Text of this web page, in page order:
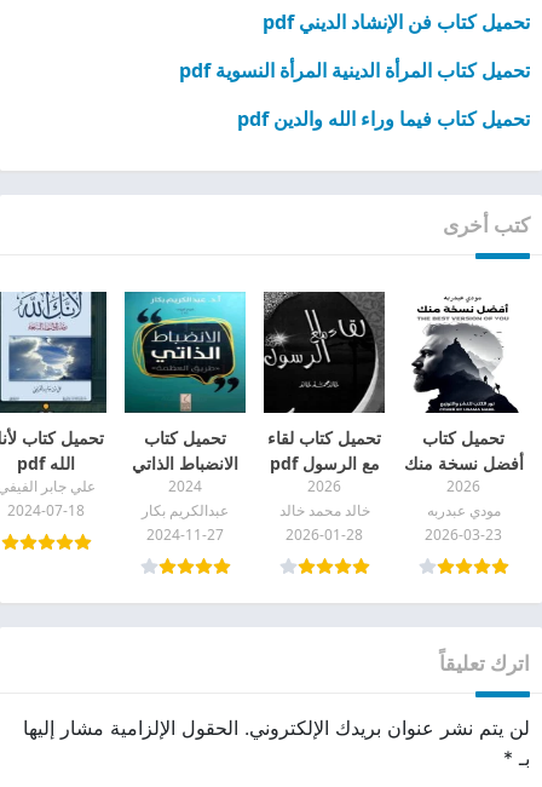
تحميل كتاب فن الإنشاد الديني pdf
تحميل كتاب المرأة الدينية المرأة النسوية pdf
تحميل كتاب فيما وراء الله والدين pdf
كتب أخرى
تحميل كتاب
أفضل نسخة منك
pdf
2026
مودي عبدربه
2026-03-23
تحميل كتاب لقاء
مع الرسول pdf
2026
خالد محمد خالد
2026-01-28
تحميل كتاب
الانضباط الذاتي
طريق العظمة
pdf
2024
عبدالكريم بكار
2024-11-27
تحميل كتاب
الله pdf
علي جابر
2024-07-18
اترك تعليقاً
لن يتم نشر عنوان بريدك الإلكتروني. الحقول الإلزامية مشار إليها
بـ *